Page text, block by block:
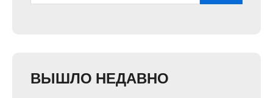
ВЫШЛО НЕДАВНО